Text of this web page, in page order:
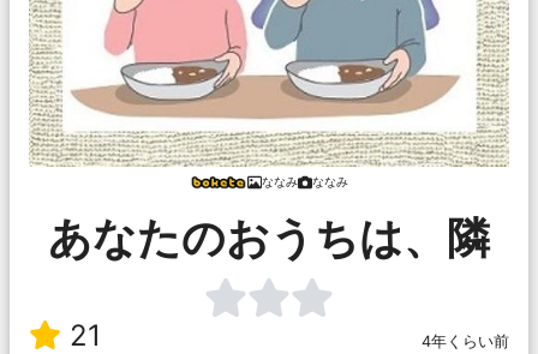
ななみ ななみ
あなたのおうちは、隣
21 4年くらい前